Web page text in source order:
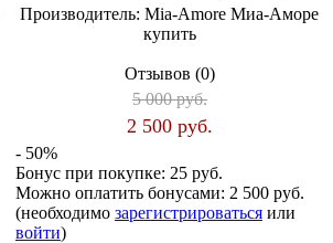
Производитель:Mia-Amore Миа-Аморе
купить
Отзывов (0)
5 000 руб.
2 500 руб.
- 50%
Бонус при покупке: 25 руб.
Можно оплатить бонусами: 2 500 руб.
(необходимо зарегистрироватьсяили
войти)